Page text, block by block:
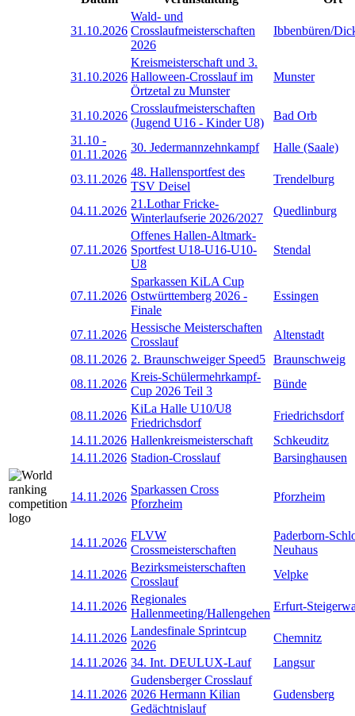
31.10.2026
Wald- und
Crosslaufmeisterschaften
2026
Ibbenbüren/
31.10.2026
Kreismeisterschaft und 3.
Halloween-Crosslauf im
Örtzetal zu Munster
Munster
31.10.2026
Crosslaufmeisterschaften
(Jugend U16 - Kinder U8)
Bad Orb
31.10 -
01.11.2026
30. Jedermannzehnkampf Halle (Saale)
03.11.2026
48. Hallensportfest des
TSV Deisel
Trendelburg
04.11.2026
21.Lothar Fricke-
Winterlaufserie 2026/2027
Quedlinburg
07.11.2026
Offenes Hallen-Altmark-
Sportfest U18-U16-U10-
U8
Stendal
07.11.2026
Sparkassen KiLA Cup
Ostwürttemberg 2026 -
Finale
Essingen
07.11.2026
Hessische Meisterschaften
Crosslauf
Altenstadt
08.11.2026 2. Braunschweiger Speed5 Braunschweig
08.11.2026
Kreis-Schülermehrkampf-
Cup 2026 Teil 3
Bünde
08.11.2026
KiLa Halle U10/U8
Friedrichsdorf
Friedrichsdorf
14.11.2026 Hallenkreismeisterschaft
Schkeuditz
14.11.2026 Stadion-Crosslauf Barsinghausen
14.11.2026
Sparkassen Cross
Pforzheim
Pforzheim
14.11.2026
FLVW
Crossmeisterschaften
Paderborn-
Neuhaus
14.11.2026
Bezirksmeisterschaften
Crosslauf
Velpke
14.11.2026
Regionales
Hallenmeeting/Hallengehen
Erfurt-
14.11.2026
Landesfinale Sprintcup
2026
Chemnitz
14.11.2026 34. Int. DEULUX-Lauf Langsur
14.11.2026
Gudensberger Crosslauf
2026 Hermann Kilian
Gedächtnislauf
Gudensberg